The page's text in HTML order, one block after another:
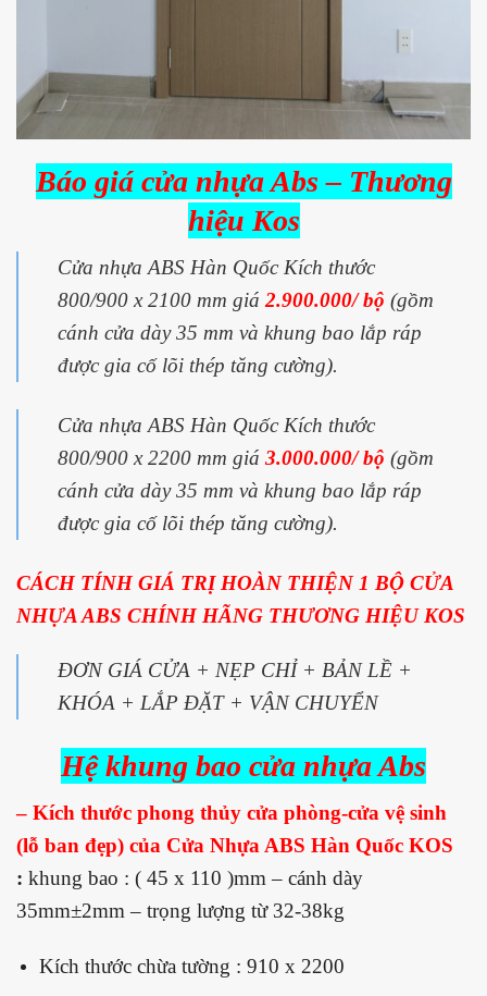
Báo giá cửa nhựa Abs – Thương
hiệu Kos
Cửa nhựa ABS Hàn Quốc Kích thước
800/900 x 2100 mm giá 2.900.000/ bộ (gồm
cánh cửa dày 35 mm và khung bao lắp ráp
được gia cố lõi thép tăng cường).
Cửa nhựa ABS Hàn Quốc Kích thước
800/900 x 2200 mm giá 3.000.000/ bộ (gồm
cánh cửa dày 35 mm và khung bao lắp ráp
được gia cố lõi thép tăng cường).
CÁCH TÍNH GIÁ TRỊ HOÀN THIỆN 1 BỘ CỬA
NHỰA ABS CHÍNH HÃNG THƯƠNG HIỆU KOS
ĐƠN GIÁ CỬA + NẸP CHỈ + BẢN LỀ +
KHÓA + LẮP ĐẶT + VẬN CHUYỂN
Hệ khung bao cửa nhựa Abs
– Kích thước phong thủy cửa phòng-cửa vệ sinh
(lỗ ban đẹp) của Cửa Nhựa ABS Hàn Quốc KOS
: khung bao : ( 45 x 110 )mm – cánh dày
35mm±2mm – trọng lượng từ 32-38kg
Kích thước chừa tường : 910 x 2200